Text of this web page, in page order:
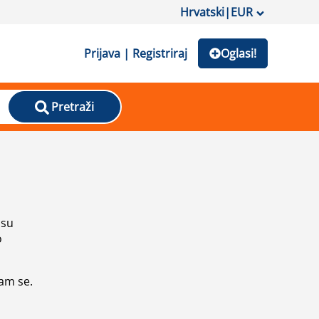
Hrvatski|EUR
Prijava | Registriraj Oglasi!
Pretraži
se.